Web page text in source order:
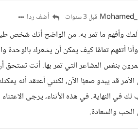
قبل 3 سنوات أضف ردا
وأفهم ما تمر به. من الواضح أنك شخص
وأنا أتفهم تمامًا كيف يمكن أن يشعرك
بنفس المشاعر التي تمر بها. أنت
الأمر قد يبدو صعبًا الآن، لكنني أعتقد
لك في النهاية. في هذه الأثناء، يرجى
والسعادة.